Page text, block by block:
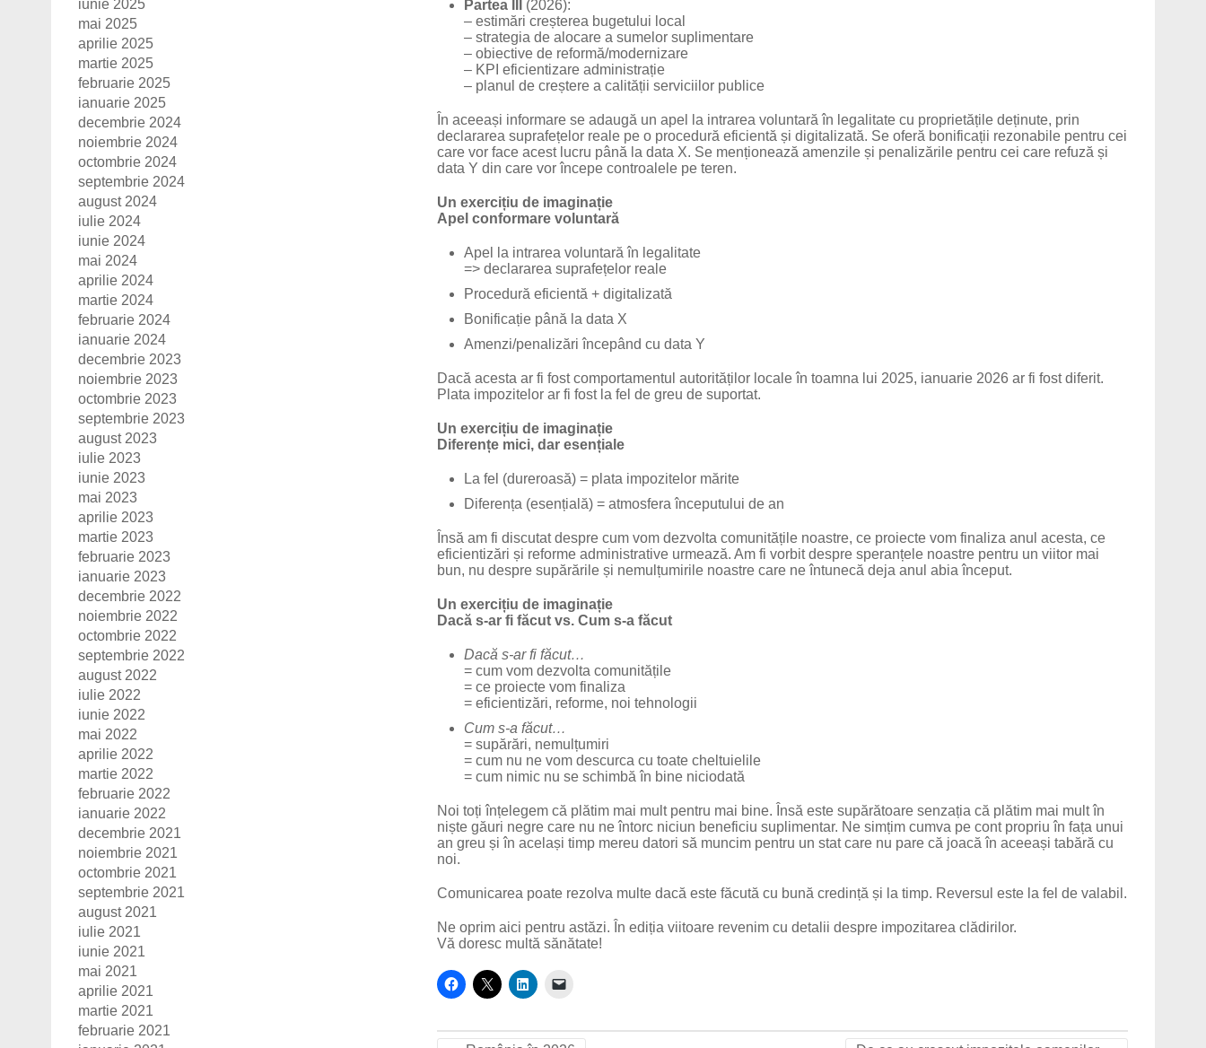
Partea III
(2026):
– estimări creșterea bugetului local
– strategia de alocare a sumelor suplimentare
– obiective de reformă/modernizare
– KPI eficientizare administrație
– planul de creștere a calității serviciilor publice
În aceeași informare se adaugă un apel la intrarea voluntară în legalitate cu proprietățile deținute, prin
declararea suprafețelor reale pe o procedură eficientă și digitalizată. Se oferă bonificații rezonabile pentru cei
care vor face acest lucru până la data X. Se menționează amenzile și penalizările pentru cei care refuză și
data Y din care vor începe controalele pe teren.
Un exercițiu de imaginație
Apel conformare voluntară
Apel la intrarea voluntară în legalitate
=> declararea suprafețelor reale
Procedură eficientă + digitalizată
Bonificație până la data X
Amenzi/penalizări începând cu data Y
Dacă acesta ar fi fost comportamentul autorităților locale în toamna lui 2025, ianuarie 2026 ar fi fost diferit.
Plata impozitelor ar fi fost la fel de greu de suportat.
Un exercițiu de imaginație
Diferențe mici, dar esențiale
La fel (dureroasă) = plata impozitelor mărite
Diferența (esențială) = atmosfera începutului de an
Însă am fi discutat despre cum vom dezvolta comunitățile noastre, ce proiecte vom finaliza anul acesta, ce
eficientizări și reforme administrative urmează. Am fi vorbit despre speranțele noastre pentru un viitor mai
bun, nu despre supărările și nemulțumirile noastre care ne întunecă deja anul abia început.
Un exercițiu de imaginație
Dacă s-ar fi făcut vs. Cum s-a făcut
Dacă s-ar fi făcut…
= cum vom dezvolta comunitățile
= ce proiecte vom finaliza
= eficientizări, reforme, noi tehnologii
Cum s-a făcut…
= supărări, nemulțumiri
= cum nu ne vom descurca cu toate cheltuielile
= cum nimic nu se schimbă în bine niciodată
Noi toți înțelegem că plătim mai mult pentru mai bine. Însă este supărătoare senzația că plătim mai mult în
niște găuri negre care nu ne întorc niciun beneficiu suplimentar. Ne simțim cumva pe cont propriu în fața unui
an greu și în același timp mereu datori să muncim pentru un stat care nu pare că joacă în aceeași tabără cu
noi.
Comunicarea poate rezolva multe dacă este făcută cu bună credință și la timp. Reversul este la fel de valabil.
Ne oprim aici pentru astăzi. În ediția viitoare revenim cu detalii despre impozitarea clădirilor.
Vă doresc multă sănătate!
iunie 2025
mai 2025
aprilie 2025
martie 2025
februarie 2025
ianuarie 2025
decembrie 2024
noiembrie 2024
octombrie 2024
septembrie 2024
august 2024
iulie 2024
iunie 2024
mai 2024
aprilie 2024
martie 2024
februarie 2024
ianuarie 2024
decembrie 2023
noiembrie 2023
octombrie 2023
septembrie 2023
august 2023
iulie 2023
iunie 2023
mai 2023
aprilie 2023
martie 2023
februarie 2023
ianuarie 2023
decembrie 2022
noiembrie 2022
octombrie 2022
septembrie 2022
august 2022
iulie 2022
iunie 2022
mai 2022
aprilie 2022
martie 2022
februarie 2022
ianuarie 2022
decembrie 2021
noiembrie 2021
octombrie 2021
septembrie 2021
august 2021
iulie 2021
iunie 2021
mai 2021
aprilie 2021
martie 2021
februarie 2021